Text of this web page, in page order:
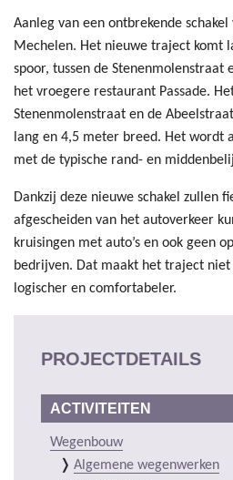
Aanleg van een ontbrekende
Mechelen. Het nieuwe traject komt
spoor, tussen de Stenenmolenstraat
het vroegere restaurant Passade.
Stenenmolenstraat en de
lang en 4,5 meter breed. Het wordt
met de typische rand- en
Dankzij deze nieuwe schakel zullen
afgescheiden van het autoverkeer
kruisingen met auto’s en ook geen
bedrijven. Dat maakt het traject
logischer en comfortabeler.
PROJECTDETAILS
ACTIVITEITEN
Wegenbouw
Algemene wegenwerken